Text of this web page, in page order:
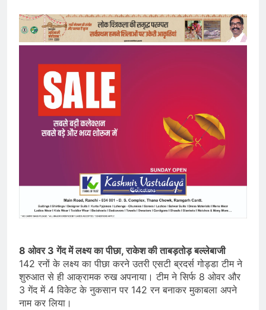
8 ओवर 3 गेंद में लक्ष्य का पीछा, राकेश की ताबड़तोड़ बल्लेबाजी
142 रनों के लक्ष्य का पीछा करने उतरी एसटी ब्रदर्स गोड्डा टीम ने
शुरुआत से ही आक्रामक रुख अपनाया। टीम ने सिर्फ 8 ओवर और
3 गेंद में 4 विकेट के नुकसान पर 142 रन बनाकर मुकाबला अपने
नाम कर लिया।